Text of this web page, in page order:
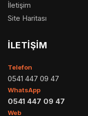
İletişim
Site Haritası
İLETIŞIM
Telefon
0541 447 09 47
WhatsApp
0541 447 09 47
Web